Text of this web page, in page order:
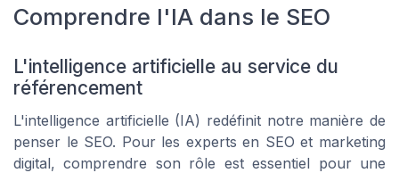
Comprendre l'IA dans le SEO
L'intelligence artificielle au service du
référencement
L'intelligence artificielle (IA) redéfinit notre manière de
penser le SEO. Pour les experts en SEO et marketing
digital, comprendre son rôle est essentiel pour une